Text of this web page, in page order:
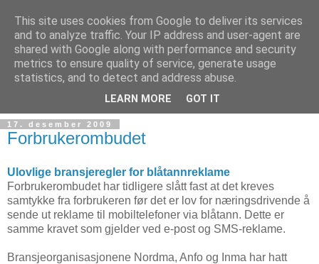
Teknologinyheter
17. desember 2009
Forbrukerombudet
Ulovlige bransjeregler for blåtannreklame
Forbrukerombudet har tidligere slått fast at det kreves
samtykke fra forbrukeren før det er lov for næringsdrivende å
sende ut reklame til mobiltelefoner via blåtann. Dette er
samme kravet som gjelder ved e-post og SMS-reklame.
Bransjeorganisasjonene Nordma, Anfo og Inma har hatt
This site uses cookies from Google to deliver its services
and to analyze traffic. Your IP address and user-agent are
shared with Google along with performance and security
metrics to ensure quality of service, generate usage
statistics, and to detect and address abuse.
LEARN MORE GOT IT